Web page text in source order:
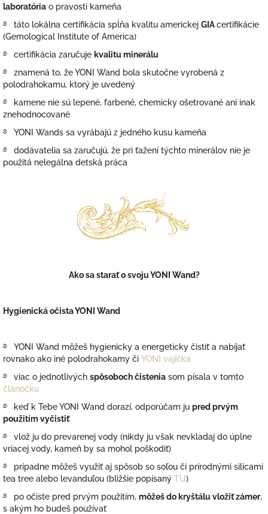
laboratória o pravosti kameňa
࿔ táto lokálna certifikácia spĺňa kvalitu americkej GIAcertifikácie
(Gemological Institute of America)
࿔ certifikácia zaručuje kvalitu minerálu
࿔ znamená to, že YONI Wand bola skutočne vyrobená z
polodrahokamu, ktorý je uvedený
࿔ kamene nie sú lepené, farbené, chemicky ošetrované ani inak
znehodnocované
࿔ YONI Wands sa vyrábajú z jedného kusu kameňa
࿔ dodávatelia sa zaručujú, že pri ťažení týchto minerálov nie je
použitá nelegálna detská práca
Ako sa starať o svoju YONI Wand?
Hygienická očista YONI Wand
࿔ YONI Wand môžeš hygienicky a energeticky čistiť a nabíjať
rovnako ako iné polodrahokamy či YONI vajíčka
࿔ viac o jednotlivých spôsoboch čistenia som písala v tomto
článočku
࿔ keď k Tebe YONI Wand dorazí, odporúčam ju pred prvým
použitím vyčistiť
࿔ vlož ju do prevarenej vody (nikdy ju však nevkladaj do úplne
vriacej vody, kameň by sa mohol poškodiť)
࿔ prípadne môžeš využiť aj spôsob so soľou či prírodnými silicami
tea tree alebo levanduľou (bližšie popísaný TU)
࿔ po očiste pred prvým použitím, môžeš do kryštálu vložiť zámer,
s akým ho budeš používať